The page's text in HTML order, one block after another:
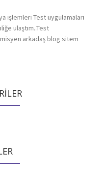
işlemleri Test uygulamaları
ulaştım..Test
arkadaş blog sitem